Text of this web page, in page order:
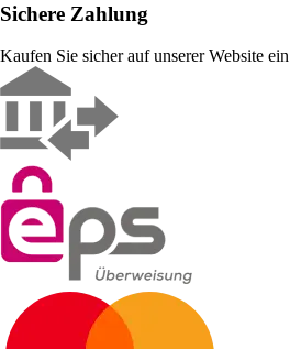
Sichere Zahlung
Kaufen Sie sicher auf unserer Website ein